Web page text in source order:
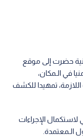
حضرت إلى موقع
في الـمكان،
تمهيدا للكشف
الإجراءات
الـمعتمدة.